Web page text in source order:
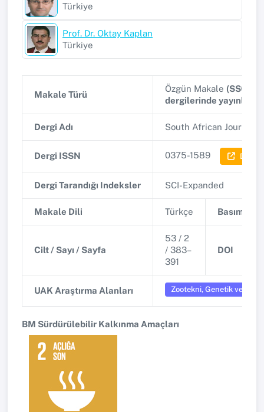
Türkiye
Prof. Dr. Oktay Kaplan
Türkiye
Makale Türü
Özgün Makale (SSCI,
dergilerinde
Dergi Adı South African Journal
Dergi ISSN 0375-1589 Dergi
Dergi Tarandığı Indeksler SCI-Expanded
Makale Dili Türkçe Basım
Cilt / Sayı / Sayfa
53 / 2
/ 383–
391
DOI
UAK Araştırma Alanları Zootekni, Genetik ve
BM Sürdürülebilir Kalkınma Amaçları